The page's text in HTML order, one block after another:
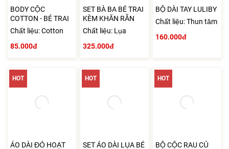
BODY CỘC
COTTON - BÉ TRAI
Chất liệu: Cotton
85.000đ
SET BÀ BA BÉ TRAI
KÈM KHĂN RẰN
Chất liệu: Lụa
325.000đ
BỘ DÀI TAY LULIBY
Chất liệu: Thun tăm
160.000đ
HOT
ÁO DÀI ĐỎ HOẠT
HOT
SET ÁO DÀI LỤA BÉ
HOT
BỘ CỘC RAU CỦ